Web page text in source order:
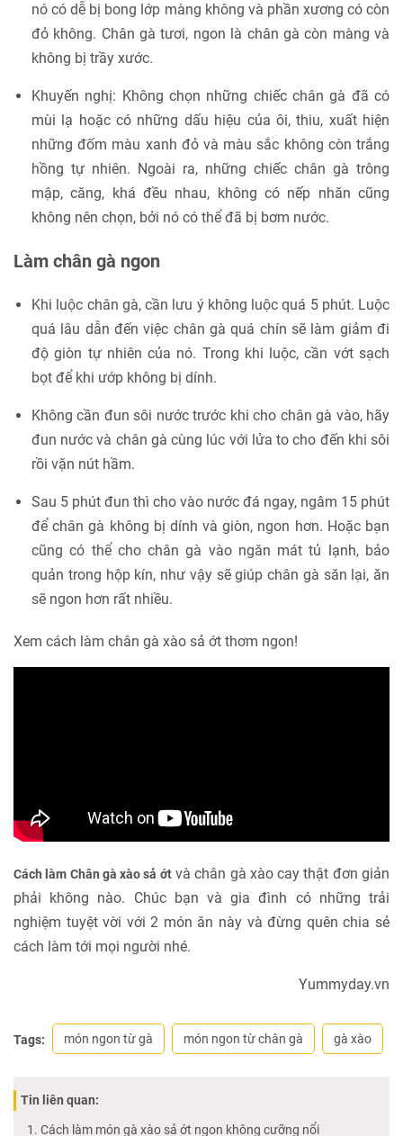
nó có dễ bị bong lớp màng không và phần xương có còn
đỏ không. Chân gà tươi, ngon là chân gà còn màng và
không bị trầy xước.
Khuyến nghị: Không chọn những chiếc chân gà đã có
mùi lạ hoặc có những dấu hiệu của ôi, thiu, xuất hiện
những đốm màu xanh đỏ và màu sắc không còn trắng
hồng tự nhiên. Ngoài ra, những chiếc chân gà trông
mập, căng, khá đều nhau, không có nếp nhăn cũng
không nên chọn, bởi nó có thể đã bị bơm nước.
Làm chân gà ngon
Khi luộc chân gà, cần lưu ý không luộc quá 5 phút. Luộc
quá lâu dẫn đến việc chân gà quá chín sẽ làm giảm đi
độ giòn tự nhiên của nó. Trong khi luộc, cần vớt sạch
bọt để khi ướp không bị dính.
Không cần đun sôi nước trước khi cho chân gà vào, hãy
đun nước và chân gà cùng lúc với lửa to cho đến khi sôi
rồi vặn nút hầm.
Sau 5 phút đun thì cho vào nước đá ngay, ngâm 15 phút
để chân gà không bị dính và giòn, ngon hơn. Hoặc bạn
cũng có thể cho chân gà vào ngăn mát tủ lạnh, bảo
quản trong hộp kín, như vậy sẽ giúp chân gà săn lại, ăn
sẽ ngon hơn rất nhiều.
Xem cách làm chân gà xào sả ớt thơm ngon!
Cách làm Chân gà xào sả ớtvà chân gà xào cay thật đơn giản
phải không nào. Chúc bạn và gia đình có những trải
nghiệm tuyệt vời với 2 món ăn này và đừng quên chia sẻ
cách làm tới mọi người nhé.
Yummyday.vn
Tags: món ngon từ gà món ngon từ chân gà gà xào
Tin liên quan:
Cách làm món gà xào sả ớt ngon không cưỡng nổi